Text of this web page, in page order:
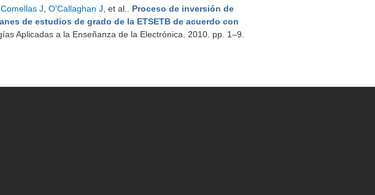
Comellas J O'Callaghan J , et al.
Proceso de inversión de
de estudios de grado de la ETSETB de acuerdo con
Aplicadas a la Enseñanza de la Electrónica. 2010. pp. 1–9.